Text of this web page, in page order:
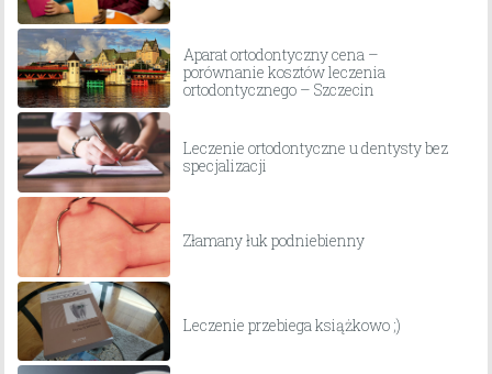
Aparat ortodontyczny cena –
porównanie kosztów leczenia
ortodontycznego – Szczecin
Leczenie ortodontyczne u dentysty bez
specjalizacji
Złamany łuk podniebienny
Leczenie przebiega książkowo ;)